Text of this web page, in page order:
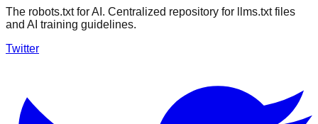
The robots.txt for AI. Centralized repository for llms.txt files
and AI training guidelines.
Twitter